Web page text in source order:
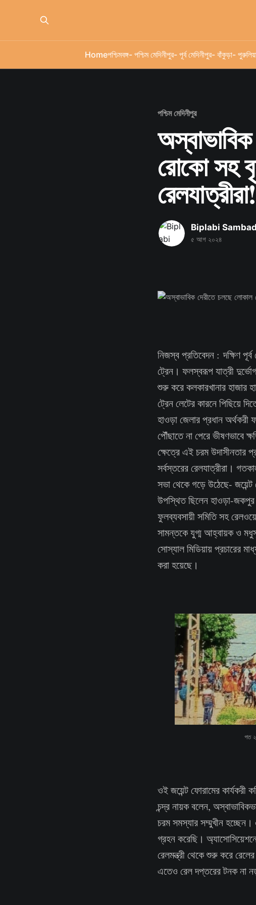
Homeপশ্চিমবঙ্গ- পশ্চিম মেদিনীপুর- পূর্ব মেদিনীপুর- বাঁকুড়া-
পশ্চিম মেদিনীপুর
রোকো সহ
রেলযাত্রীরা!
Biplabi
৫ আগ ২০২৪
নিজস্ব প্রতিবেদন : দক্ষিণ
ট্রেন। ফলস্বরূপ যাত্রী দুর্ভোগ
শুরু করে কলকারখানার হাজার
ট্রেন লেটের কারনে পিছিয়ে
হাওড়া জেলার প্রধান অর্থকরী
পৌঁছাতে না পেরে ভীষণভাবে
ক্ষেত্রে এই চরম উদাসীনতার
সর্বস্তরের রেলযাত্রীরা।
সভা থেকে গড়ে উঠেছে-
উপস্থিত ছিলেন হাওড়া-জকপুর
ফুলব্যবসায়ী সমিতি সহ
সামন্তকে যুগ্ম আহ্বায়ক ও
সোস্যাল মিডিয়ায় প্রচারের
করা হয়েছে।
গত
ওই জয়েন্ট ফোরামের কার্যকরী
চন্দ্র নায়ক বলেন,
চরম সমস্যার সম্মুখীন হচ্ছেন।
গ্রহন করেছি।
রেলমন্ত্রী থেকে শুরু করে
এতেও রেল দপ্তরের টনক না